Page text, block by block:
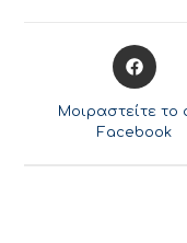
Opens
in
new
Μοιραστείτε το
Facebook